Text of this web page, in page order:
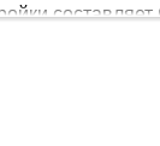
составляет